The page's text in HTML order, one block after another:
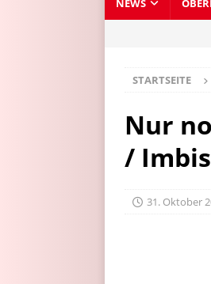
NEWS
STARTSEITE
Nur
/
31. Oktober